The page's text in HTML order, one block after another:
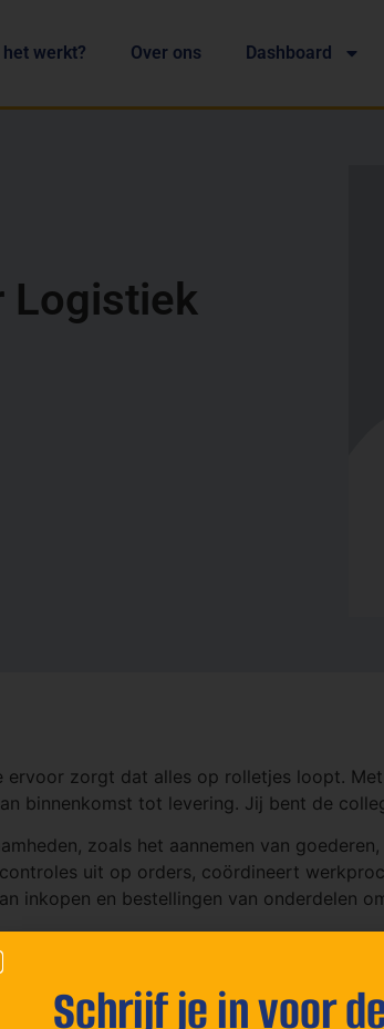
het werkt? Over ons Dashboard
Logistiek
zorgt dat alles op rolletjes loopt.
binnenkomst tot levering. Jij bent de
zoals het aannemen van
uit op orders, coördineert
inkopen en bestellingen van onderdelen
in het magazijn
bij de juiste orders worden geleverd en
inclusief alle ondersteunende
hulpmiddelen, aanpassingen en
Schrijf je in voor